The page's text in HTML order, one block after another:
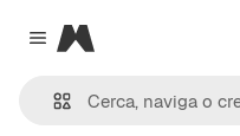
Close menu
Magnific